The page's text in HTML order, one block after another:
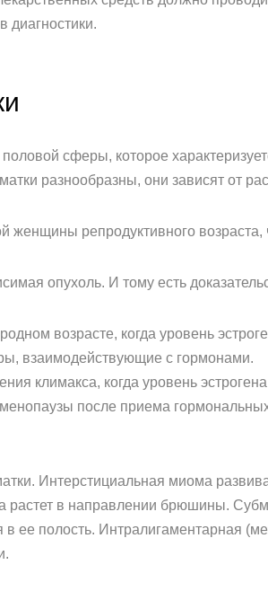
диагностики.
сферы, которое
разнообразны, они зависят от
женщины репродуктивного возраста,
опухоль. И тому есть
возрасте, когда уровень
взаимодействующие с гормонами.
климакса, когда уровень
после приема
Интерстициальная миома
в направлении брюшины.
в ее полость. Интралигаментарная